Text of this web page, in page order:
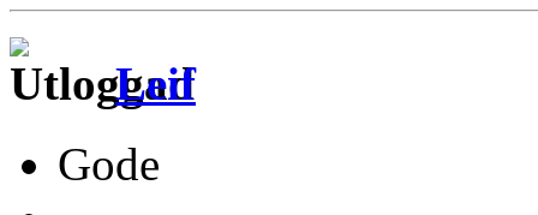
Leif
Gode